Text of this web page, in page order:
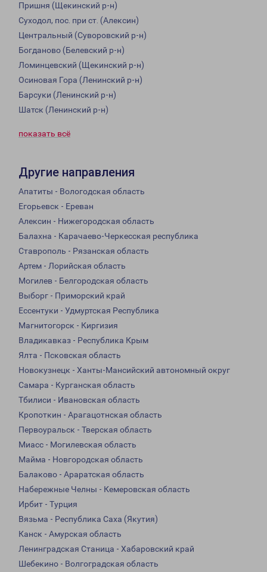
Пришня (Щекинский р-н)
Суходол, пос. при ст. (Алексин)
Центральный (Суворовский р-н)
Богданово (Белевский р-н)
Ломинцевский (Щекинский р-н)
Осиновая Гора (Ленинский р-н)
Барсуки (Ленинский р-н)
Шатск (Ленинский р-н)
показать всё
Другие направления
Апатиты - Вологодская область
Егорьевск - Ереван
Алексин - Нижегородская область
Балахна - Карачаево-Черкесская республика
Ставрополь - Рязанская область
Артем - Лорийская область
Могилев - Белгородская область
Выборг - Приморский край
Ессентуки - Удмуртская Республика
Магнитогорск - Киргизия
Владикавказ - Республика Крым
Ялта - Псковская область
Новокузнецк - Ханты-Мансийский автономный округ
Самара - Курганская область
Тбилиси - Ивановская область
Кропоткин - Арагацотнская область
Первоуральск - Тверская область
Миасс - Могилевская область
Майма - Новгородская область
Балаково - Араратская область
Набережные Челны - Кемеровская область
Ирбит - Турция
Вязьма - Республика Саха (Якутия)
Канск - Амурская область
Ленинградская Станица - Хабаровский край
Шебекино - Волгоградская область